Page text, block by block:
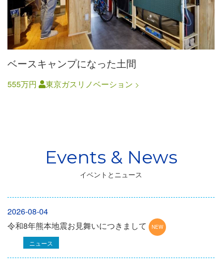
ベースキャンプになった土間
555万円 東京ガスリノベーション
イベントとニュース
2026-08-04
令和8年熊本地震お見舞いにつきまして
ニュース